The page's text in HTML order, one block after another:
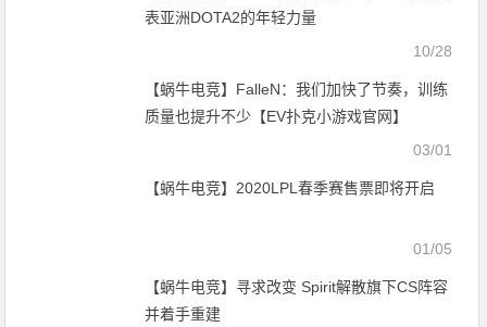
表亚洲DOTA2的年轻力量
10/28
【蜗牛电竞】FalleN：我们加快了节奏，训练
质量也提升不少【EV扑克小游戏官网】
03/01
【蜗牛电竞】2020LPL春季赛售票即将开启
01/05
【蜗牛电竞】寻求改变 Spirit解散旗下CS阵容
并着手重建